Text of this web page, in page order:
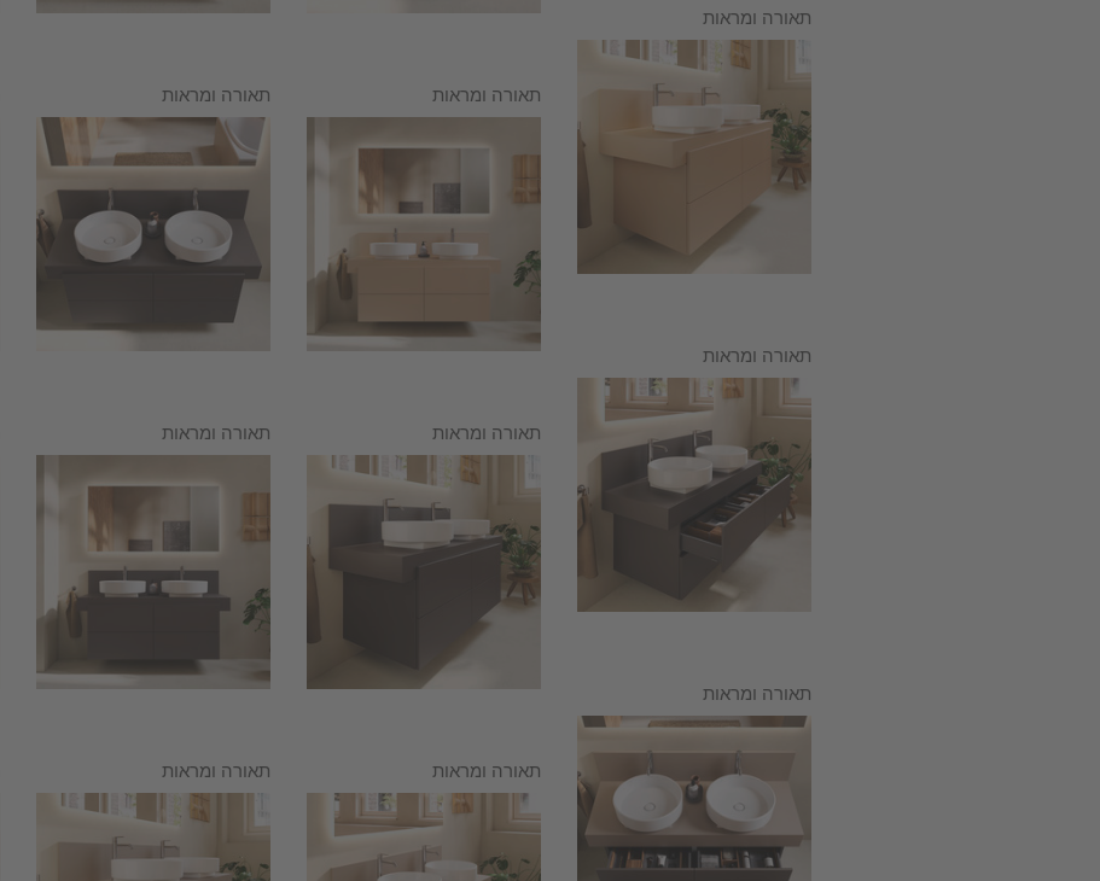
תאורה ומראות
תאורה ומראות
תאורה ומראות
תאורה ומראות
תאורה ומראות
תאורה ומראות
תאורה ומראות
תאורה ומראות
תאורה ומראות